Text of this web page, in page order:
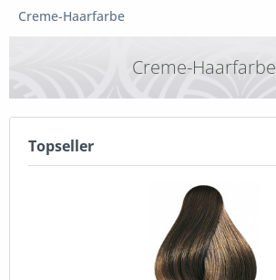
Creme-Haarfarbe
Creme-Haarfarbe
Topseller